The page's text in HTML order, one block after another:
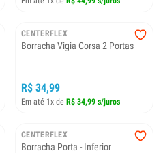
CENTERFLEX
Borracha Vigia Corsa 2 Portas
R$ 34,99
Em até 1x de R$ 34,99 s/juros
CENTERFLEX
Borracha Porta - Inferior